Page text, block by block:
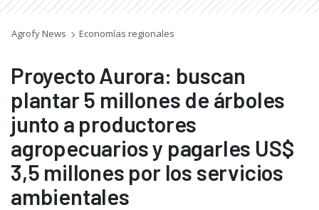
Agrofy News Economías regionales
Proyecto Aurora: buscan
plantar 5 millones de árboles
junto a productores
agropecuarios y pagarles US$
3,5 millones por los servicios
ambientales